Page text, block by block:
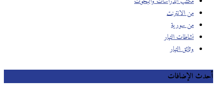
من الانترنت
من سورية
نشاطات التيار
وثائق التيار
أحدث الإضافات